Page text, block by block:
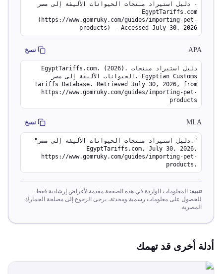
دليل استيراد منتجات الحيوانات الأليفة إلى مصر -
EgyptTariffs.com
(https://www.gomruky.com/guides/importing-pet-
products) - Accessed July 30, 2026
APA نسخ
EgyptTariffs.com. (2026). دليل استيراد منتجات
الحيوانات الأليفة إلى مصر. Egyptian Customs
Tariffs Database. Retrieved July 30, 2026, from
https://www.gomruky.com/guides/importing-pet-
products
MLA نسخ
"دليل استيراد منتجات الحيوانات الأليفة إلى مصر."
EgyptTariffs.com, July 30, 2026,
https://www.gomruky.com/guides/importing-pet-
products.
تنبيه: المعلومات الواردة في هذه الصفحة مقدمة لأغراض إرشادية فقط.
للحصول على معلومات رسمية ومحدثة، يرجى الرجوع إلى مصلحة الجمارك
المصرية.
أدلة أخرى قد تهمك